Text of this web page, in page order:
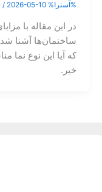
%آسترا% / 2026-05-10
در این مقاله با
ساختمان‌ها آشنا
که آیا این نوع
خیر.